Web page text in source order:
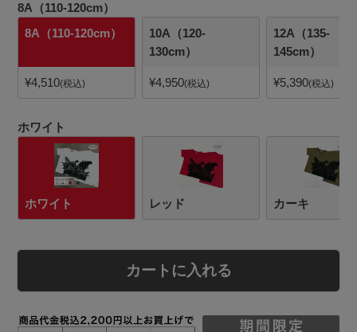
8A（110-120cm）
8A（110-120cm）
¥4,510 税込
10A（120-
130cm）
¥4,950 税込
12A（135-
145cm）
¥5,390 税込
ホワイト
ホワイト レッド カーキ
カートに入れる